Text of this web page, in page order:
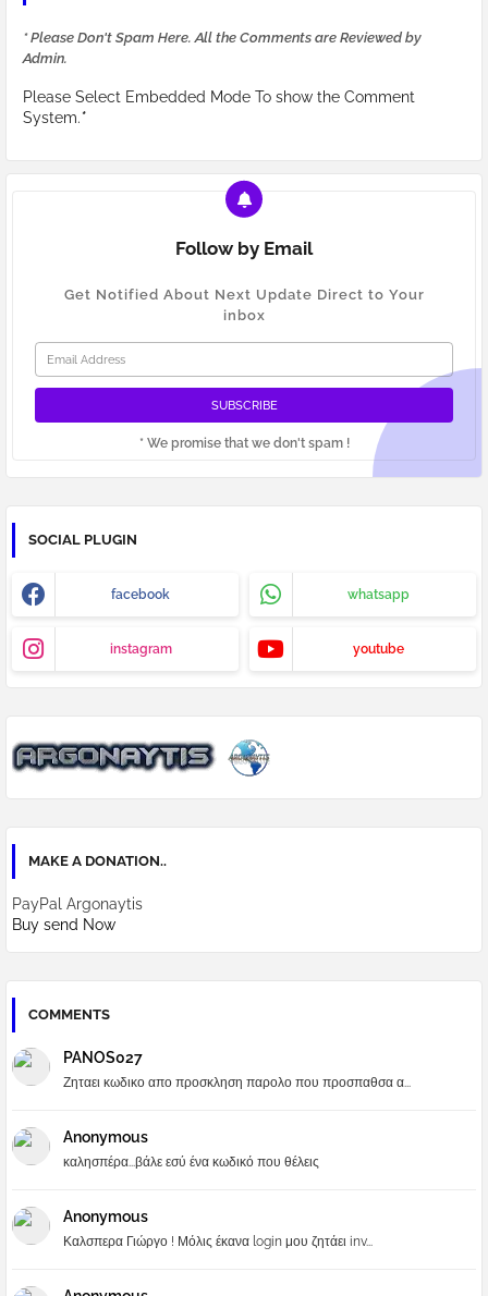
* Please Don't Spam Here. All the Comments are Reviewed by
Admin.
Please Select Embedded Mode To show the Comment
System.*
Follow by Email
Get Notified About Next Update Direct to Your
inbox
* We promise that we don't spam !
SOCIAL PLUGIN
facebook whatsapp
instagram youtube
MAKE A DONATION..
PayPal Argonaytis
Buy send Now
COMMENTS
PANOS027
Ζηταει κωδικο απο προσκληση παρολο που προσπαθσα α...
Anonymous
καλησπέρα...βάλε εσύ ένα κωδικό που θέλεις
Anonymous
Καλσπερα Γιώργο ! Μόλις έκανα login μου ζητάει inv...